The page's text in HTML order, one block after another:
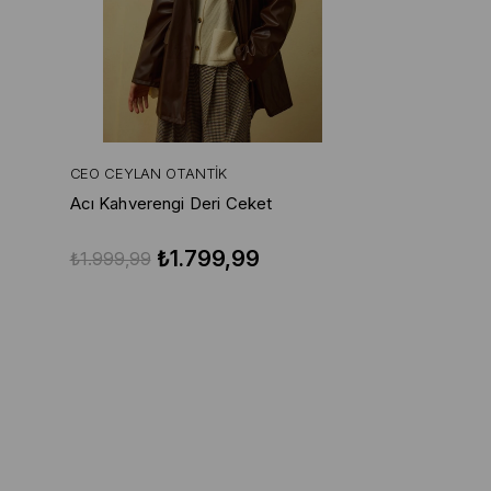
CEO CEYLAN OTANTIK
Acı Kahverengi Deri Ceket
₺1.799,99
₺1.999,99